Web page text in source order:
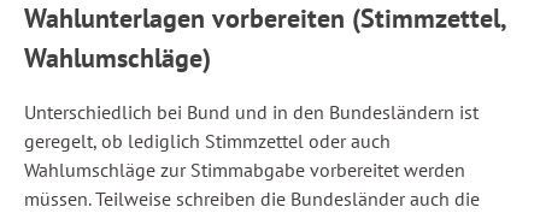
Wahlunterlagen vorbereiten (Stimmzettel,
Wahlumschläge)
Unterschiedlich bei Bund und in den Bundesländern ist
geregelt, ob lediglich Stimmzettel oder auch
Wahlumschläge zur Stimmabgabe vorbereitet werden
müssen. Teilweise schreiben die Bundesländer auch die